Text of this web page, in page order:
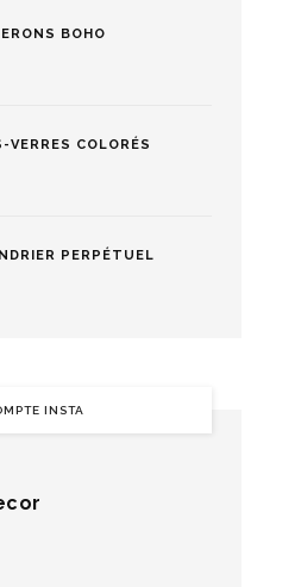
BOHO
VERRES COLORÉS
PERPÉTUEL
INSTA